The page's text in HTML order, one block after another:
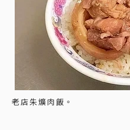
老店朱爌肉飯。